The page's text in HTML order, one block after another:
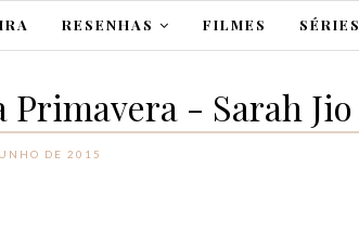
RESENHAS FILMES SÉRIES
Primavera - Sarah Jio
DE 2015